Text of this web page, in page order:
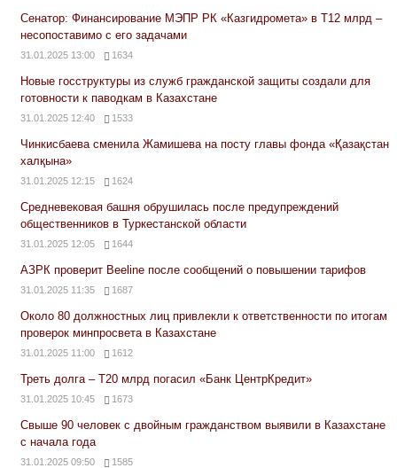
Сенатор: Финансирование МЭПР РК «Казгидромета» в Т12 млрд –
несопоставимо с его задачами
31.01.2025 13:00 1634
Новые госструктуры из служб гражданской защиты создали для
готовности к паводкам в Казахстане
31.01.2025 12:40 1533
Чинкисбаева сменила Жамишева на посту главы фонда «Қазақстан
халқына»
31.01.2025 12:15 1624
Средневековая башня обрушилась после предупреждений
общественников в Туркестанской области
31.01.2025 12:05 1644
АЗРК проверит Beeline после сообщений о повышении тарифов
31.01.2025 11:35 1687
Около 80 должностных лиц привлекли к ответственности по итогам
проверок минпросвета в Казахстане
31.01.2025 11:00 1612
Треть долга – Т20 млрд погасил «Банк ЦентрКредит»
31.01.2025 10:45 1673
Свыше 90 человек с двойным гражданством выявили в Казахстане
с начала года
31.01.2025 09:50 1585